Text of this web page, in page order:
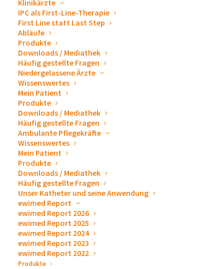
Klinikärzte
IPC als First-Line-Therapie
First Line statt Last Step
Abläufe
Produkte
Downloads / Mediathek
Häufig gestellte Fragen
Niedergelassene Ärzte
Wissenswertes
Mein Patient
Produkte
Downloads / Mediathek
Häufig gestellte Fragen
Ambulante Pflegekräfte
Wissenswertes
Mein Patient
Produkte
Downloads / Mediathek
Häufig gestellte Fragen
Unser Katheter und seine Anwendung
ewimed Report
ewimed Report 2026
ewimed Report 2025
ewimed Report 2024
ewimed Report 2023
ewimed Report 2022
Produkte
Aufbaukurs
Sonographie
27. September 2023-29. September 2023
Wir würden uns sehr freuen Sie an unserem Messestand
begrüßen zu dürfen. Gerne stellen wir Ihnen unsere
Produkte zur Drainage und Punktion, sowie Zubehör zum
Ablassen von Pleuraergüssen und Aszites persönlich vor.
Wir beantworten Ihnen sehr gern alle Fragen und erklären
das ewimed Versorgungskonzept. Wenn Sie eine
persönliche Beratung wünschen,
doch bitte einen Termin über unser Kontaktformular
Zum Kalender hinzufügen